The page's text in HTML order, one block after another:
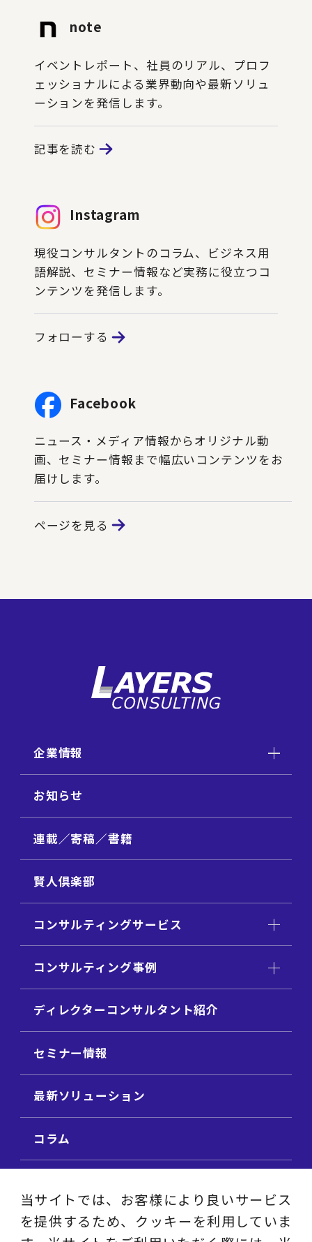
note
イベントレポート、社員のリアル、プロフ
ェッショナルによる業界動向や最新ソリュ
ーションを発信します。
記事を読む
Instagram
現役コンサルタントのコラム、ビジネス用
語解説、セミナー情報など実務に役立つコ
ンテンツを発信します。
フォローする
Facebook
ニュース・メディア情報からオリジナル動
画、セミナー情報まで幅広いコンテンツをお
届けします。
ページを見る
企業情報
お知らせ
連載／寄稿／書籍
賢人倶楽部
コンサルティングサービス
コンサルティング事例
ディレクターコンサルタント紹介
セミナー情報
最新ソリューション
コラム
ビジネステーマ解説集
当サイトでは、お客様により良いサービス
を提供するため、クッキーを利用していま